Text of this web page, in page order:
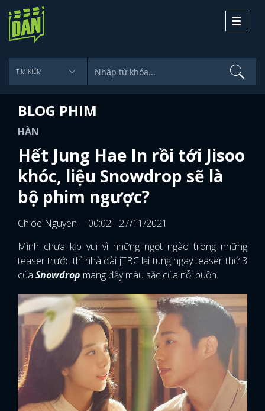
Toggle
BLOG PHIM
HÀN
Hết Jung Hae In rồi tới Jisoo
khóc, liệu Snowdrop sẽ là
bộ phim ngược?
Chloe Nguyen
00:02 - 27/11/2021
Mình chưa kịp vui vì những ngọt ngào trong những
teaser trước thì nhà đài jTBC lại tung ngay teaser thứ 3
của Snowdrop mang đầy màu sắc của nỗi buồn.